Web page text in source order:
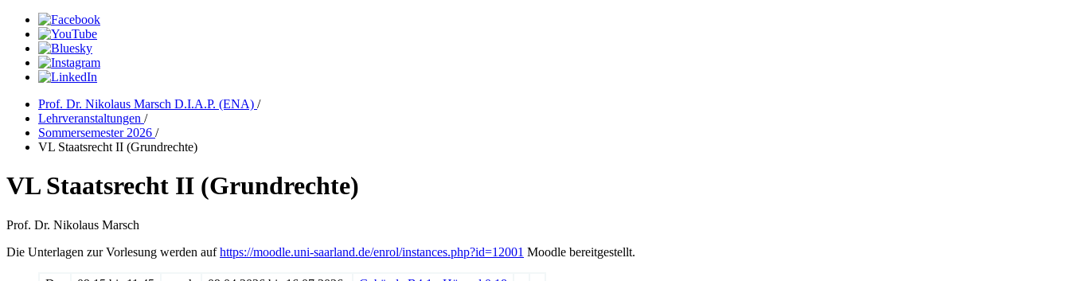
Prof. Dr. Nikolaus Marsch D.I.A.P. (ENA) /
Lehrveranstaltungen /
Sommersemester 2026 /
VL Staatsrecht II (Grundrechte)
VL Staatsrecht II (Grundrechte)
Prof. Dr. Nikolaus Marsch
Die Unterlagen zur Vorlesung werden aufhttps://moodle.uni-saarland.de/enrol/instances.php?id=12001 Moodle bereitgestellt.